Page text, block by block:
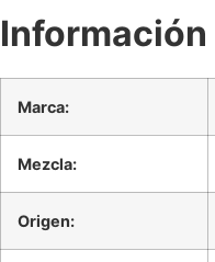
Información
Marca:
Mezcla:
Origen: